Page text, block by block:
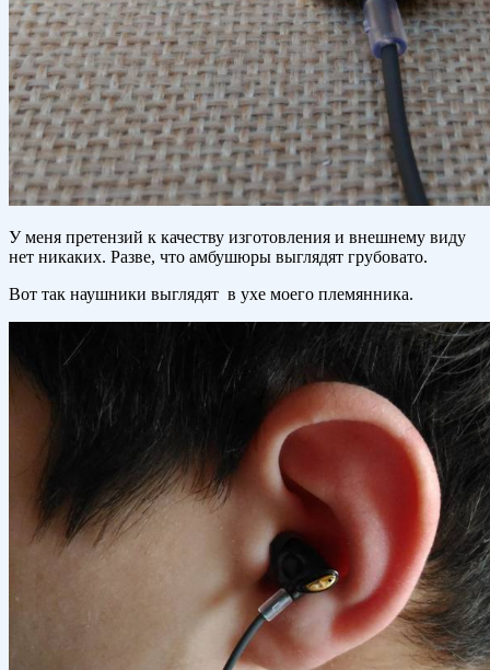
У меня претензий к качеству изготовления и внешнему виду
нет никаких. Разве, что амбушюры выглядят грубовато.
Вот так наушники выглядят в ухе моего племянника.